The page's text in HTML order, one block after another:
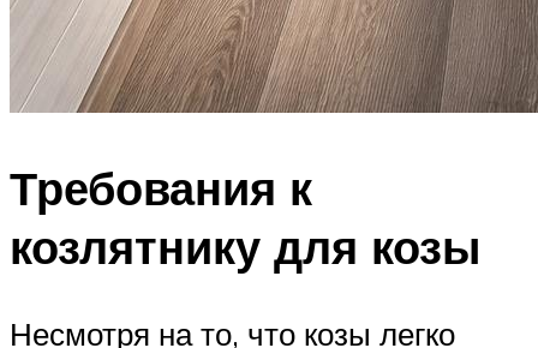
Требования к
козлятнику для козы
Несмотря на то, что козы легко